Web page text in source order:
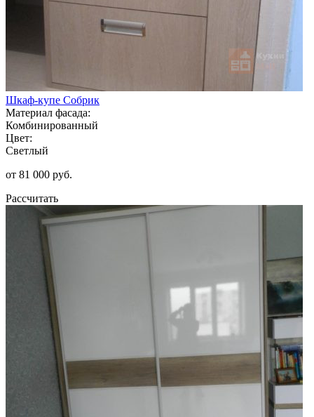
Шкаф-купе Собрик
Материал фасада:
Комбинированный
Цвет:
Светлый
от 81 000 руб.
Рассчитать